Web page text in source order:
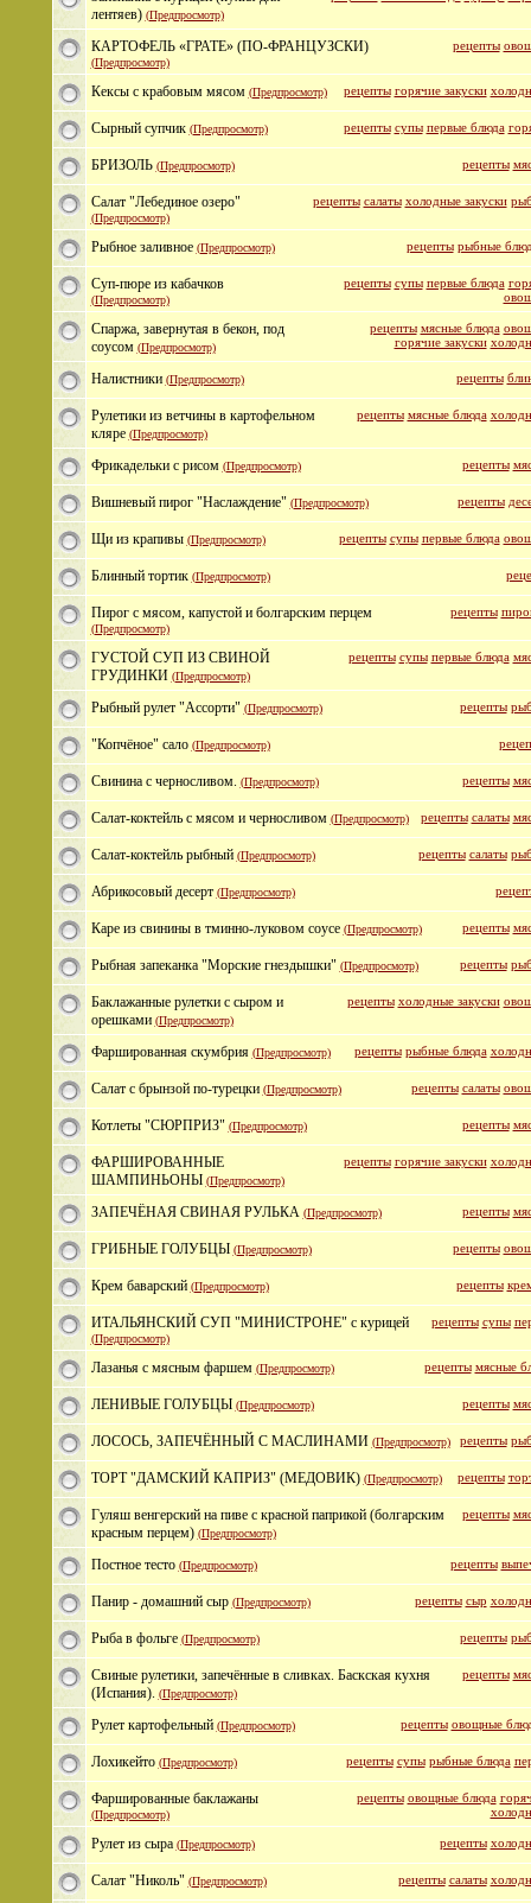
лентяев) (Предпросмотр)
рецепты
КАРТОФЕЛЬ «ГРАТЕ» (ПО-ФРАНЦУЗСКИ)
(Предпросмотр)
рецепты горячие закуски
Кексы с крабовым мясом (Предпросмотр)
рецепты супы первые блюда
Сырный супчик (Предпросмотр)
рецепты
БРИЗОЛЬ (Предпросмотр)
рецепты салаты холодные закуски
Салат "Лебединое озеро"
(Предпросмотр)
рецепты рыбные
Рыбное заливное (Предпросмотр)
рецепты супы первые блюда
Суп-пюре из кабачков
(Предпросмотр)
рецепты мясные блюда
горячие закуски
Спаржа, завернутая в бекон, под
соусом (Предпросмотр)
рецепты
Налистники (Предпросмотр)
рецепты мясные блюда
Рулетики из ветчины в картофельном
кляре (Предпросмотр)
рецепты
Фрикадельки с рисом (Предпросмотр)
рецепты
Вишневый пирог "Наслаждение" (Предпросмотр)
рецепты супы первые блюда
Щи из крапивы (Предпросмотр)
Блинный тортик (Предпросмотр)
рецепты
Пирог с мясом, капустой и болгарским перцем
(Предпросмотр)
рецепты супы первые блюда
ГУСТОЙ СУП ИЗ СВИНОЙ
ГРУДИНКИ (Предпросмотр)
рецепты
Рыбный рулет "Ассорти" (Предпросмотр)
"Копчёное" сало (Предпросмотр)
рецепты
Свинина с черносливом. (Предпросмотр)
рецепты салаты
Салат-коктейль с мясом и черносливом (Предпросмотр)
рецепты салаты
Салат-коктейль рыбный (Предпросмотр)
Абрикосовый десерт (Предпросмотр)
рецепты
Каре из свинины в тминно-луковом соусе (Предпросмотр)
рецепты
Рыбная запеканка "Морские гнездышки" (Предпросмотр)
рецепты холодные закуски
Баклажанные рулетки с сыром и
орешками (Предпросмотр)
рецепты рыбные блюда
Фаршированная скумбрия (Предпросмотр)
рецепты салаты
Cалат с брынзой по-турецки (Предпросмотр)
рецепты
Котлеты "СЮРПРИЗ" (Предпросмотр)
рецепты горячие закуски
ФАРШИРОВАННЫЕ
ШАМПИНЬОНЫ (Предпросмотр)
рецепты
ЗАПЕЧЁНАЯ СВИНАЯ РУЛЬКА (Предпросмотр)
рецепты
ГРИБНЫЕ ГОЛУБЦЫ (Предпросмотр)
рецепты
Крем баварский (Предпросмотр)
рецепты супы
ИТАЛЬЯНСКИЙ СУП "МИНИСТРОНЕ" с курицей
(Предпросмотр)
рецепты мясные
Лазанья с мясным фаршем (Предпросмотр)
рецепты
ЛЕНИВЫЕ ГОЛУБЦЫ (Предпросмотр)
рецепты
ЛОСОСЬ, ЗАПЕЧЁННЫЙ С МАСЛИНАМИ (Предпросмотр)
рецепты
ТОРТ "ДАМСКИЙ КАПРИЗ" (МЕДОВИК) (Предпросмотр)
рецепты
Гуляш венгерский на пиве с красной паприкой (болгарским
красным перцем) (Предпросмотр)
рецепты
Постное тесто (Предпросмотр)
рецепты сыр
Панир - домашний сыр (Предпросмотр)
рецепты
Рыба в фольге (Предпросмотр)
рецепты
Свиные рулетики, запечённые в сливках. Баскская кухня
(Испания). (Предпросмотр)
рецепты овощные
Рулет картофельный (Предпросмотр)
рецепты супы рыбные блюда
Лохикейто (Предпросмотр)
рецепты овощные блюда
Фаршированные баклажаны
(Предпросмотр)
рецепты
Рулет из сыра (Предпросмотр)
рецепты салаты
Салат "Николь" (Предпросмотр)